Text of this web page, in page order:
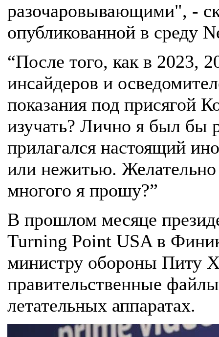
разочаровывающими", -
опубликованной в среду
“После того, как в 2023,
инсайдеров и
показания под присягой
изучать? Лично я был бы
прилагался настоящий
или нежитью.
многого я прошу?”
В прошлом месяце
Turning Point USA в
министру обороны Питу
правительственные
летательных аппаратах.